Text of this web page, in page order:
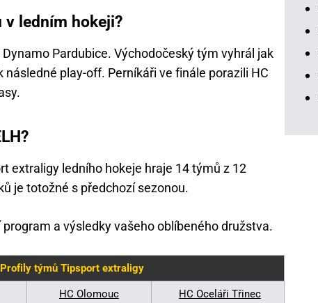
v ledním hokeji?
Pardubice. Východočeský tým vyhrál jak
play-off. Perníkáři ve finále porazili HC
extraligy ledního hokeje hraje 14 týmů z 12
je totožné s předchozí sezonou.
a výsledky vašeho oblíbeného družstva.
Profily týmů Tipsport extraligy
HC Olomouc HC Oceláři Třinec